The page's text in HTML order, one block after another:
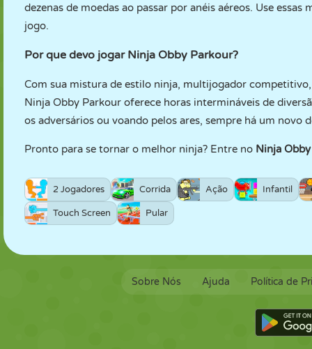
dezenas de moedas ao passar por anéis aéreos. Use
jogo.
Por que devo jogar Ninja Obby Parkour?
Com sua mistura de estilo ninja, multijogador
Ninja Obby Parkour oferece horas intermináveis de
os adversários ou voando pelos ares, sempre há um novo
Pronto para se tornar o melhor ninja? Entre no Ninja
2 Jogadores Corrida Ação Infantil
Touch Screen Pular
Sobre Nós Ajuda Política de